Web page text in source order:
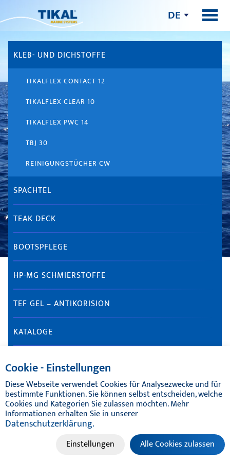
DE
KLEB- UND DICHSTOFFE
TIKALFLEX CONTACT 12
TIKALFLEX CLEAR 10
TIKALFLEX PWC 14
TBJ 30
REINIGUNGSTÜCHER CW
SPACHTEL
TEAK DECK
BOOTSPFLEGE
HP-MG SCHMIERSTOFFE
TEF GEL – ANTIKORISION
KATALOGE
© TIKAL MARINE SYSTEMS 2024 | ALLE RECHTE
Cookie - Einstellungen
Diese Webseite verwendet Cookies für Analysezwecke und für
bestimmte Funktionen. Sie können selbst entscheiden, welche
Cookies und Kategorien Sie zulassen möchten. Mehr
Informationen erhalten Sie in unserer
Datenschutzerklärung.
Einstellungen Alle Cookies zulassen